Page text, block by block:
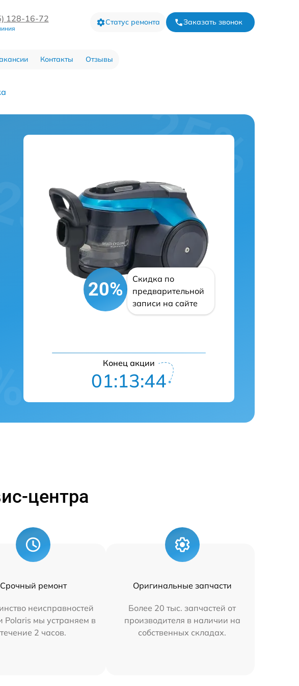
128-16-72 Статус ремонта Заказать звонок
Контакты Отзывы
20%
Скидка по
предварительной
записи на сайте
Конец акции
01:13:43
центра
Срочный ремонт
неисправностей
Polaris мы устраняем в
течение 2 часов.
Оригинальные запчасти
Более 20 тыс. запчастей от
производителя в наличии на
собственных складах.